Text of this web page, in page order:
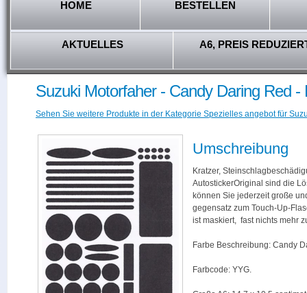
HOME BESTELLEN
AKTUELLES A6, PREIS
Suzuki Motorfaher - Candy Daring Red
Sehen Sie weitere Produkte in der Kategorie Spezielles angebot für
Umschreibung
Kratzer,
AutostickerOriginal sind die
können Sie jederzeit große
gegensatz zum Touch-Up-
ist maskiert, fast nichts mehr
Farbe Beschreibung: Candy
Farbcode: YYG.